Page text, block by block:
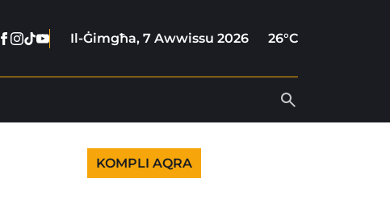
Facebook
Instagram
Tiktok
YoutubeIl-Ġimgħa, 7 Awwissu 2026 26°C
KOMPLI AQRA